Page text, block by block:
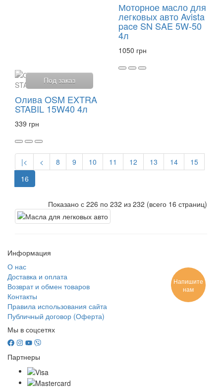
Моторное масло для
легковых авто Avista
pace SN SAE 5W-50
4л
1050 грн
Под заказ
Олива OSM EXTRA
STABIL 15W40 4л
339 грн
|< < 8 9 10 11 12 13 14
15
16
Показано с 226 по 232 из 232 (всего 16 страниц)
Информация
О нас
Доставка и оплата
Возврат и обмен товаров
Контакты
Правила использования сайта
Публичный договор (Оферта)
Мы в соцсетях
Партнеры
Напишите
нам